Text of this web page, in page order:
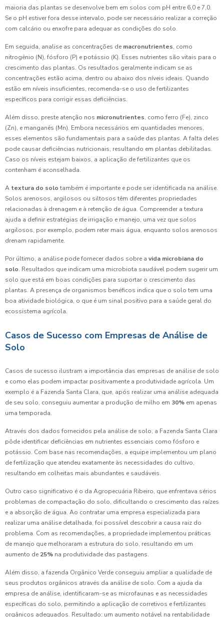
maioria das plantas se desenvolve bem em solos com pH entre 6,0 e 7,0.
Se o pH estiver fora desse intervalo, pode ser necessário realizar a correção
com calcário ou enxofre para adequar as condições do solo.
Em seguida, analise as concentrações de macronutrientes, como
nitrogênio (N), fósforo (P) e potássio (K). Esses nutrientes são vitais para o
crescimento das plantas. Os resultados geralmente indicam se as
concentrações estão acima, dentro ou abaixo dos níveis ideais. Quando
estão em níveis insuficientes, recomenda-se o uso de fertilizantes
específicos para corrigir essas deficiências.
Além disso, preste atenção nos micronutrientes, como ferro (Fe), zinco
(Zn), e manganês (Mn). Embora necessários em quantidades menores,
esses elementos são fundamentais para a saúde das plantas. A falta deles
pode causar deficiências nutricionais, resultando em plantas debilitadas.
Caso os níveis estejam baixos, a aplicação de fertilizantes que os
contenham é aconselhada.
A textura do solo também é importante e pode ser identificada na análise.
Solos arenosos, argilosos ou siltosos têm diferentes propriedades
relacionadas à drenagem e à retenção de água. Compreender a textura
ajuda a definir estratégias de irrigação e manejo, uma vez que solos
argilosos, por exemplo, podem reter mais água, enquanto solos arenosos
drenam rapidamente.
Por último, a análise pode fornecer dados sobre a vida microbiana do
solo. Resultados que indicam uma microbiota saudável podem sugerir um
solo que está em boas condições para suportar o crescimento das
plantas. A presença de organismos benéficos indica que o solo tem uma
boa atividade biológica, o que é um sinal positivo para a saúde geral do
ecossistema agrícola.
Casos de Sucesso com Empresas de Análise de
Solo
Casos de sucesso ilustram a importância das empresas de análise de solo
e como elas podem impactar positivamente a produtividade agrícola. Um
exemplo é a Fazenda Santa Clara, que, após realizar uma análise adequada
de seu solo, conseguiu aumentar a produção de milho em 30% em apenas
uma temporada.
Através dos dados fornecidos pela análise de solo, a Fazenda Santa Clara
pôde identificar deficiências em nutrientes essenciais como fósforo e
potássio. Com base nas recomendações, a equipe implementou um plano
de fertilização que atendeu exatamente às necessidades do cultivo,
resultando em colheitas mais abundantes e saudáveis.
Outro caso significativo é o da Agropecuária Ribeiro, que enfrentava sérios
problemas de compactação do solo, dificultando o crescimento das raízes
e a absorção de água. Ao contratar uma empresa especializada para
realizar uma análise detalhada, foi possível descobrir a causa raiz do
problema. Com as recomendações, a propriedade implementou práticas
de manejo que melhoraram a estrutura do solo, resultando em um
aumento de 25% na produtividade das pastagens.
Além disso, a fazenda Orgânico Verde conseguiu ampliar a qualidade de
seus produtos orgânicos através da análise de solo. Com a ajuda da
empresa de análise, identificaram-se as microfaunas e as necessidades
específicas do solo, permitindo a aplicação de corretivos e fertilizantes
orgânicos adequados. Resultado: um aumento notável na rentabilidade